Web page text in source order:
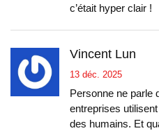
c’était hyper clair !
Vincent Lun
13 déc. 2025
Personne ne parle
entreprises
des humains. Et